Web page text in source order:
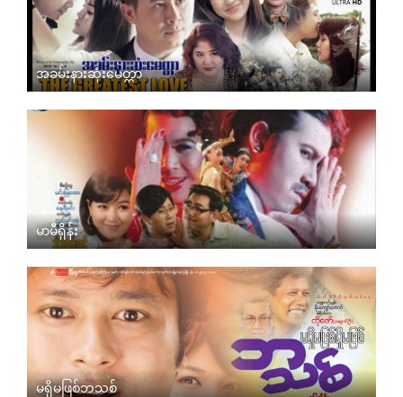
အခမ်းနားဆုံးမေတ္တာ
မာမီရှိန်း
မရှိမဖြစ်ဘသစ်